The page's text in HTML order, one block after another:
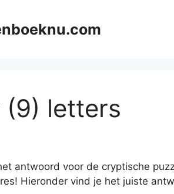
(9) letters
antwoord voor de cryptische
Hieronder vind je het juiste